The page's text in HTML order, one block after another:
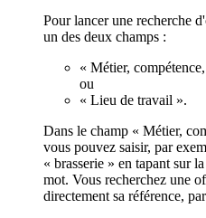
Pour lancer une recherche
un des deux champs :
« Métier,
ou
« Lieu de travail ».
Dans le champ « Métier,
vous pouvez saisir, par
« brasserie » en tapant sur
mot. Vous recherchez une
directement sa référence,